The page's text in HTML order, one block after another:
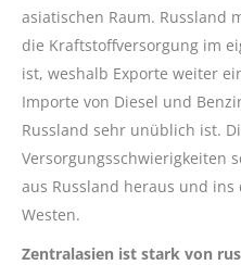
asiatischen Raum. Russland
die Kraftstoffversorgung im
ist, weshalb Exporte weiter
Importe von Diesel und
Russland sehr unüblich ist.
Versorgungsschwierigkeiten
aus Russland heraus und
Westen.
Zentralasien ist stark von